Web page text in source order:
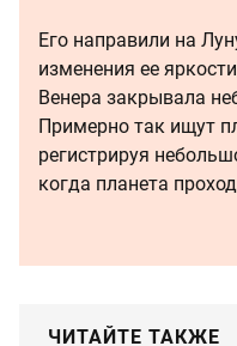
Его направили на
изменения ее
Венера закрывала
Примерно так ищут
регистрируя
когда планета
ЧИТАЙТЕ ТАКЖЕ